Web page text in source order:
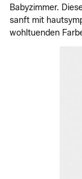
Babyzimmer.
sanft mit
wohltuenden